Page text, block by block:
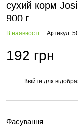
сухий корм
900 г
В наявності Артикул:
192 грн
Ввійти для
Фасування